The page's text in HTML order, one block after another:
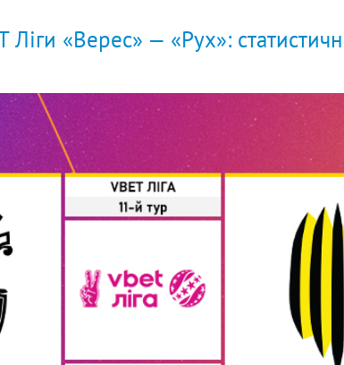
Ліги «Верес» — «Рух»: